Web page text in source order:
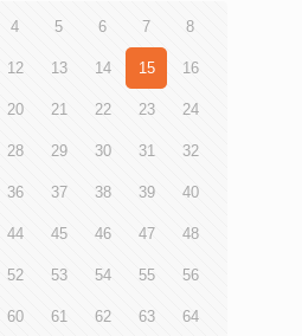
4 5 6 7 8
12 13 14 15 16
20 21 22 23 24
28 29 30 31 32
36 37 38 39 40
44 45 46 47 48
52 53 54 55 56
60 61 62 63 64